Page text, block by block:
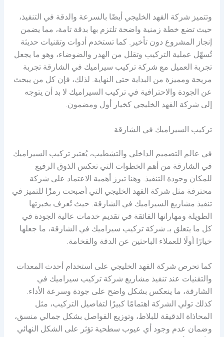
وتتميز شركة الفهد الخليجي أيضًا بالسرعة والدقة في التنفيذ،
حيث تضع خطة زمنية واضحة تلتزم بها بدقة تامة، مما يضمن
إنجاز المشروع دون تأخير. كما تستخدم أدوات وتقنيات حديثة
تُسهّل عملية التركيب وتقلل من الهدر والضوضاء، وهو ما يجعل
تجربة العميل مع شركة تركيب سيراميك في الشارقة تجربة
مريحة ومميزة من البداية حتى النهاية. لذلك، فإن كل من يبحث
عن الجودة والاحترافية في تركيب السيراميك لا بد أن يتوجه
إلى شركة الفهد الخليجي كخيار أول ومضمون.
تركيب السيراميك في الشارقة
في عالم التصميم الداخلي والتشطيب، يُعتبر تركيب السيراميك
في الشارقة من أهم الخطوات التي تعكس الذوق الرفيع
للمكان وجودة التنفيذ. وهنا تبرز أهمية الاعتماد على شركة
محترفة مثل شركة الفهد الخليجي التي أصبحت رمزًا للتميز في
تنفيذ مشاريع السيراميك في الشارقة. حيث تُعرف بخبرتها
الطويلة ومهاراتها الفائقة في تقديم خدمات عالية الجودة في
كل ما يتعلق بـ شركة تركيب سيراميك في الشارقة، ما جعلها
خيارًا أولًا للعملاء الباحثين عن الدقة والفخامة.
كما تحرص شركة الفهد الخليجي على استخدام أحدث المعدات
والتقنيات عند تنفيذ مشاريع شركة تركيب سيراميك في
الشارقة، ما ينعكس بشكل واضح على جودة وسرعة الأداء.
كذلك تولي الشركة اهتمامًا كبيرًا لتفاصيل التركيب، مثل
المحاذاة الدقيقة للبلاط، وتوزيع الفواصل بشكل جمالي منسق،
وضمان عدم وجود أي عيوب سطحية تؤثر على الشكل النهائي